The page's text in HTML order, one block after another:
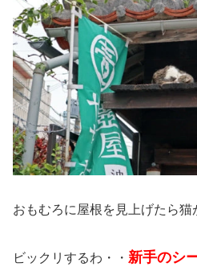
おもむろに屋根を見上げたら猫
ビックリするわ・・ 新手のシ